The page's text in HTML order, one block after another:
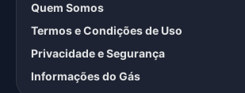
Quem Somos
Termos e Condições de Uso
Privacidade e Segurança
Informações do Gás